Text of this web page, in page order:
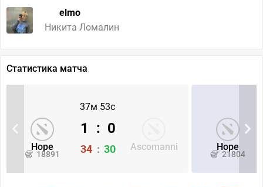
elmo
Никита Ломалин
Статистика матча
37м 53с
Hope
18891
Ascomanni
1 : 0
34 : 30 Hope
21804